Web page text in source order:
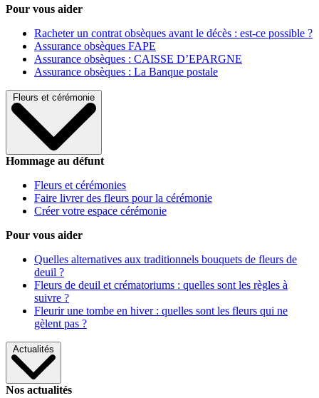
Pour vous aider
Racheter un contrat obsèques avant le décès : est-ce possible ?
Assurance obsèques FAPE
Assurance obsèques : CAISSE D’EPARGNE
Assurance obsèques : La Banque postale
Fleurs et cérémonie
Hommage au défunt
Fleurs et cérémonies
Faire livrer des fleurs pour la cérémonie
Créer votre espace cérémonie
Pour vous aider
Quelles alternatives aux traditionnels bouquets de fleurs de
deuil ?
Fleurs de deuil et crématoriums : quelles sont les règles à
suivre ?
Fleurir une tombe en hiver : quelles sont les fleurs qui ne
gèlent pas ?
Actualités
Nos actualités